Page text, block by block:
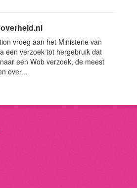
vroeg aan het Ministerie van
een verzoek tot hergebruik dat
een Wob verzoek, de meest
over...